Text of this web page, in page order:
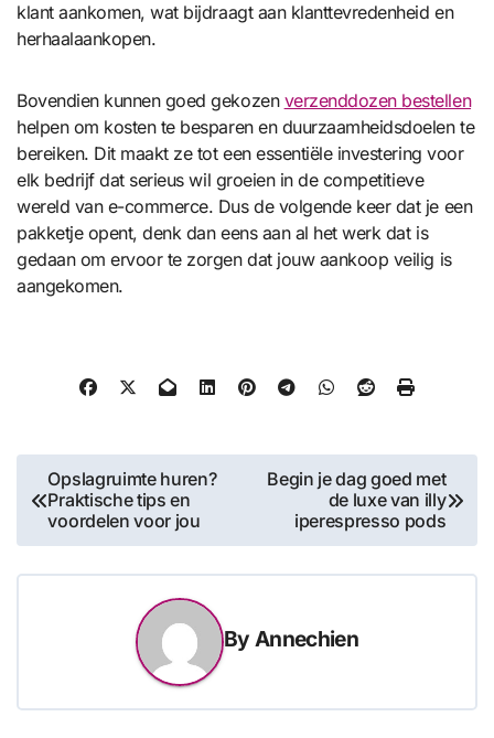
klant aankomen, wat bijdraagt aan klanttevredenheid en
herhaalaankopen.
Bovendien kunnen goed gekozen verzenddozen bestellen
helpen om kosten te besparen en duurzaamheidsdoelen te
bereiken. Dit maakt ze tot een essentiële investering voor
elk bedrijf dat serieus wil groeien in de competitieve
wereld van e-commerce. Dus de volgende keer dat je een
pakketje opent, denk dan eens aan al het werk dat is
gedaan om ervoor te zorgen dat jouw aankoop veilig is
aangekomen.
Post
navigation
Opslagruimte huren?
Praktische tips en
voordelen voor jou
Begin je dag goed met
de luxe van illy
iperespresso pods
By Annechien